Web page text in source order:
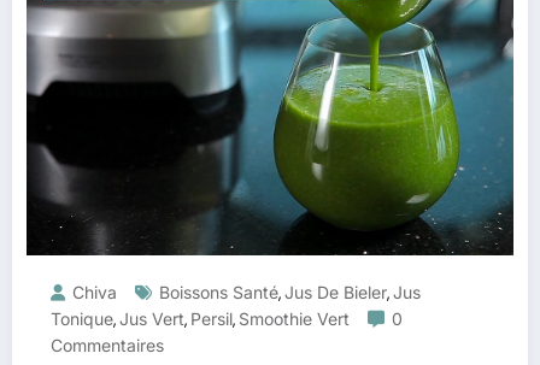
Chiva Boissons Santé,Jus De Bieler,Jus
Tonique,Jus Vert, Persil, Smoothie Vert
0
Commentaires